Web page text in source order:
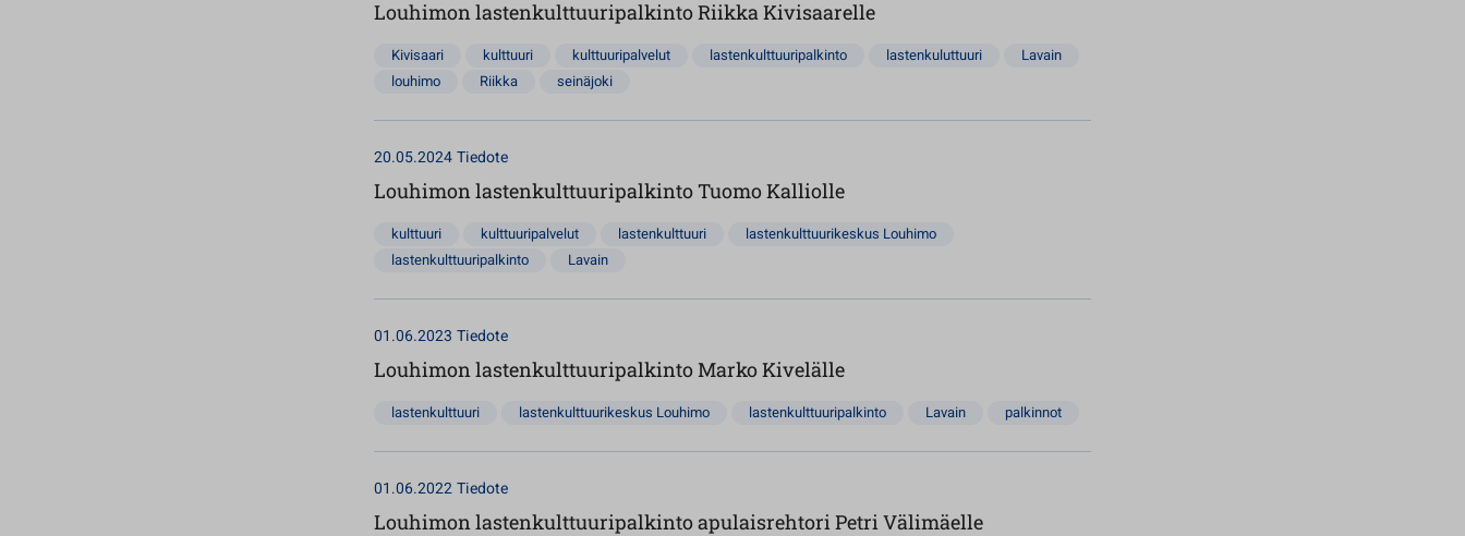
Louhimon lastenkulttuuripalkinto Riikka Kivisaarelle
Kivisaari kulttuuri kulttuuripalvelut lastenkulttuuripalkinto lastenkuluttuuri
Lavain
louhimo
Riikka seinäjoki
20.05.2024Tiedote
Louhimon lastenkulttuuripalkinto Tuomo Kalliolle
kulttuuri kulttuuripalvelut lastenkulttuuri
lastenkulttuurikeskus Louhimo
lastenkulttuuripalkinto
Lavain
01.06.2023 Tiedote
Louhimon lastenkulttuuripalkinto Marko Kivelälle
lastenkulttuuri lastenkulttuurikeskus Louhimo lastenkulttuuripalkinto Lavain palkinnot
01.06.2022Tiedote
Louhimon lastenkulttuuripalkinto apulaisrehtori Petri Välimäelle